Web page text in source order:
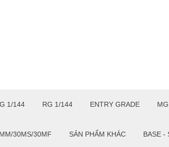
1/144 RG 1/144 ENTRY GRADE
30MS/30MF SẢN PHẨM KHÁC BASE -